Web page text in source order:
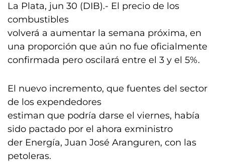
La Plata, jun 30 (DIB).- El precio de los
combustibles
volverá a aumentar la semana próxima, en
una proporción que aún no fue oficialmente
confirmada pero oscilará entre el 3 y el 5%.
El nuevo incremento, que fuentes del sector
de los expendedores
estiman que podría darse el viernes, había
sido pactado por el ahora exministro
der Energía, Juan José Aranguren, con las
petoleras.